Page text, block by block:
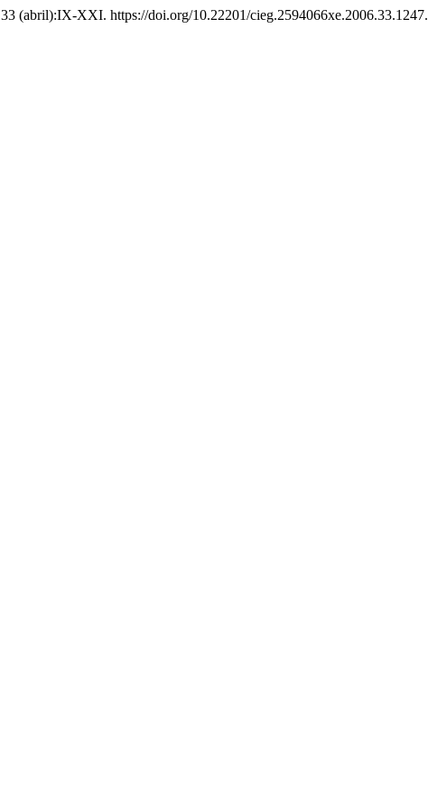
33 (abril):IX-XXI. https://doi.org/10.22201/cieg.2594066xe.2006.33.1247.